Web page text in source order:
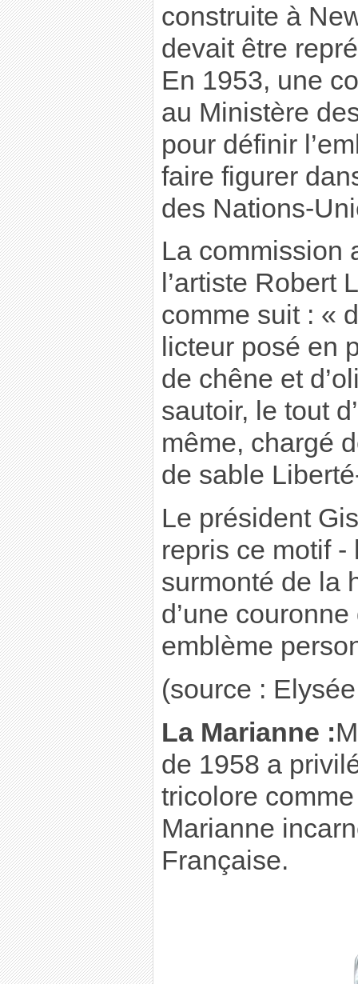
construite à
devait être
En 1953, une
au Ministère
pour définir
faire figurer
des Nations-
La commission
l’artiste Robert
comme suit : «
licteur posé en
de chêne et
sautoir, le tout
même, chargé
de sable
Le président
repris ce motif
surmonté de la
d’une
emblème
(source :
La Marianne :
de 1958 a
tricolore
Marianne
Française.